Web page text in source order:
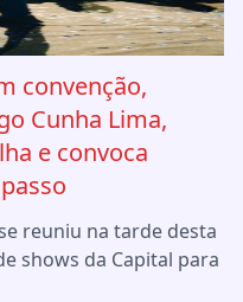
convenção,
Cunha Lima,
e convoca
reuniu na tarde desta
shows da Capital para